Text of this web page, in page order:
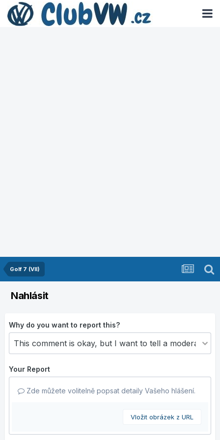
Golf 7 (VII)
Nahlásit
Why do you want to report this?
Your Report
Zde můžete volitelně popsat detaily Vašeho hlášení.
Vložit obrázek z URL